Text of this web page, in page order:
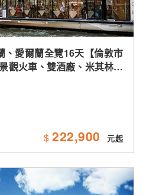
、愛爾蘭全覽16天【倫敦市
觀火車、雙酒廠、米其林、
$ 222,900